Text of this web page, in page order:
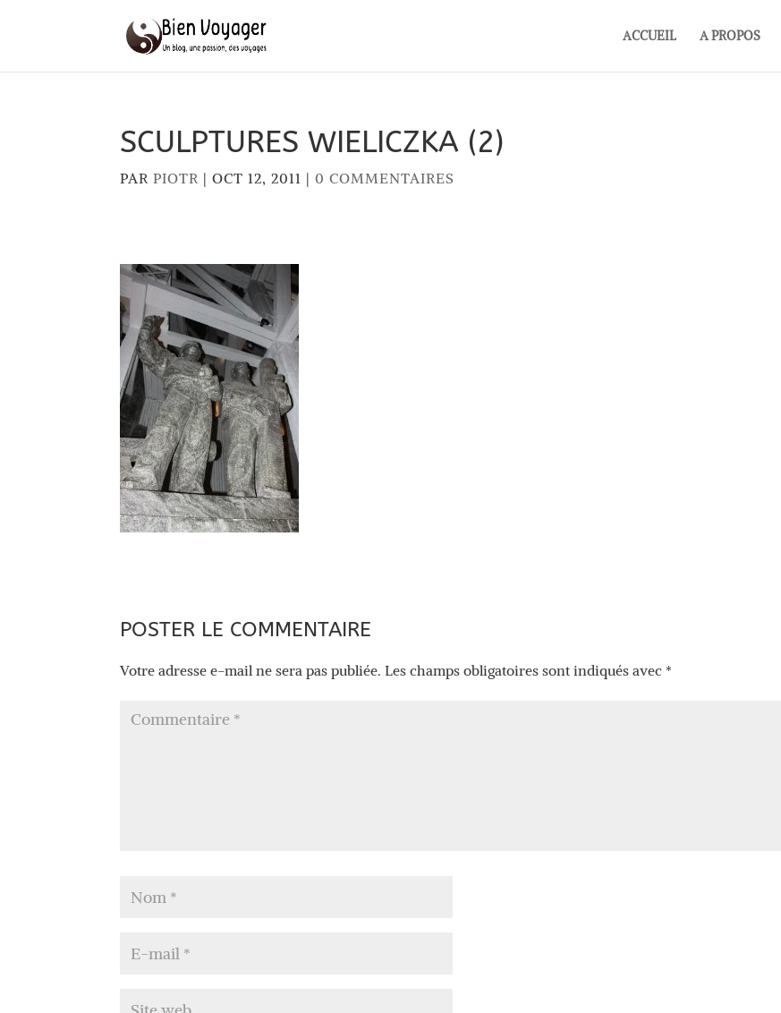
ACCUEIL A PROPOS
SCULPTURES WIELICZKA (2)
PARPIOTR |OCT 12, 2011 | 0 COMMENTAIRES
POSTER LE COMMENTAIRE
Votre adresse e-mail ne sera pas publiée. Les champs obligatoires sont indiqués avec *